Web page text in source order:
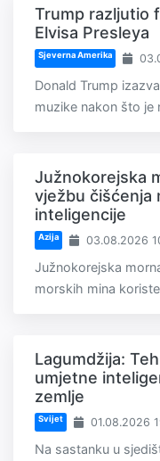
Trump razljutio
Elvisa Presleya
Sjeverna Amerika
Donald Trump
muzike nakon što je
Južnokorejska
vježbu čišćenja
inteligencije
Azija 03.08.2026
Južnokorejska
morskih mina
Lagumdžija:
umjetne
zemlje
Svijet 01.08.2026
Na sastanku u